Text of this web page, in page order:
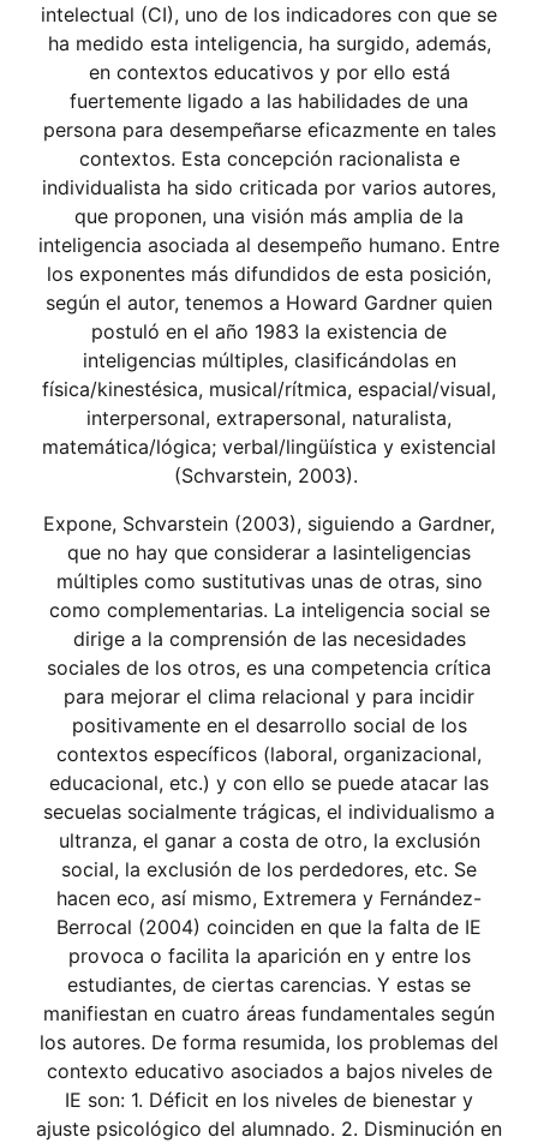
intelectual (CI), uno de los indicadores con que se
ha medido esta inteligencia, ha surgido, además,
en contextos educativos y por ello está
fuertemente ligado a las habilidades de una
persona para desempeñarse eficazmente en tales
contextos. Esta concepción racionalista e
individualista ha sido criticada por varios autores,
que proponen, una visión más amplia de la
inteligencia asociada al desempeño humano. Entre
los exponentes más difundidos de esta posición,
según el autor, tenemos a Howard Gardner quien
postuló en el año 1983 la existencia de
inteligencias múltiples, clasificándolas en
física/kinestésica, musical/rítmica, espacial/visual,
interpersonal, extrapersonal, naturalista,
matemática/lógica; verbal/lingüística y existencial
(Schvarstein, 2003).
Expone, Schvarstein (2003), siguiendo a Gardner,
que no hay que considerar a lasinteligencias
múltiples como sustitutivas unas de otras, sino
como complementarias. La inteligencia social se
dirige a la comprensión de las necesidades
sociales de los otros, es una competencia crítica
para mejorar el clima relacional y para incidir
positivamente en el desarrollo social de los
contextos específicos (laboral, organizacional,
educacional, etc.) y con ello se puede atacar las
secuelas socialmente trágicas, el individualismo a
ultranza, el ganar a costa de otro, la exclusión
social, la exclusión de los perdedores, etc. Se
hacen eco, así mismo, Extremera y Fernández-
Berrocal (2004) coinciden en que la falta de IE
provoca o facilita la aparición en y entre los
estudiantes, de ciertas carencias. Y estas se
manifiestan en cuatro áreas fundamentales según
los autores. De forma resumida, los problemas del
contexto educativo asociados a bajos niveles de
IE son: 1. Déficit en los niveles de bienestar y
ajuste psicológico del alumnado. 2. Disminución en